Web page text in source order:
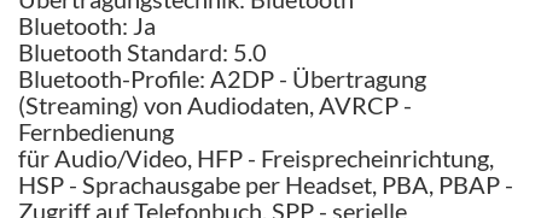
Bluetooth: Ja
Bluetooth Standard: 5.0
Bluetooth-Profile: A2DP - Übertragung
(Streaming) von Audiodaten, AVRCP -
Fernbedienung
für Audio/Video, HFP - Freisprecheinrichtung,
HSP - Sprachausgabe per Headset, PBA, PBAP -
Zugriff auf Telefonbuch, SPP - serielle